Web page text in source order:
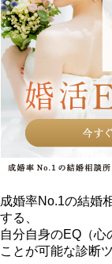
成婚率No.1の結婚
する、
自分自身のEQ（心
ことが可能な診断